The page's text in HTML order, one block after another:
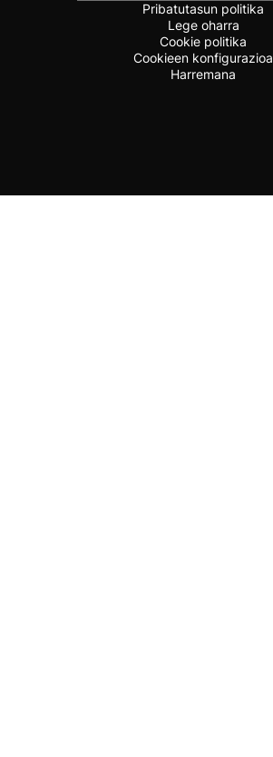
Pribatutasun politika
Lege oharra
Cookie politika
Cookieen konfigurazioa
Harremana